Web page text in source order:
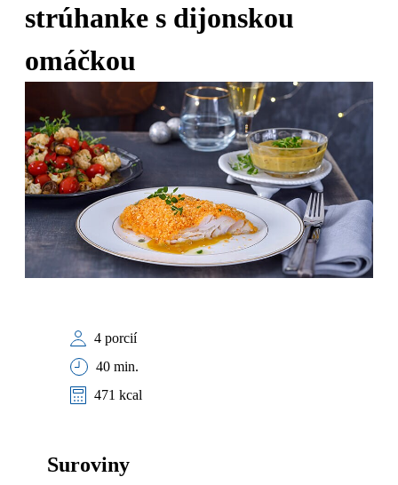
strúhanke s dijonskou
omáčkou
4 porcií
40 min.
471 kcal
Suroviny